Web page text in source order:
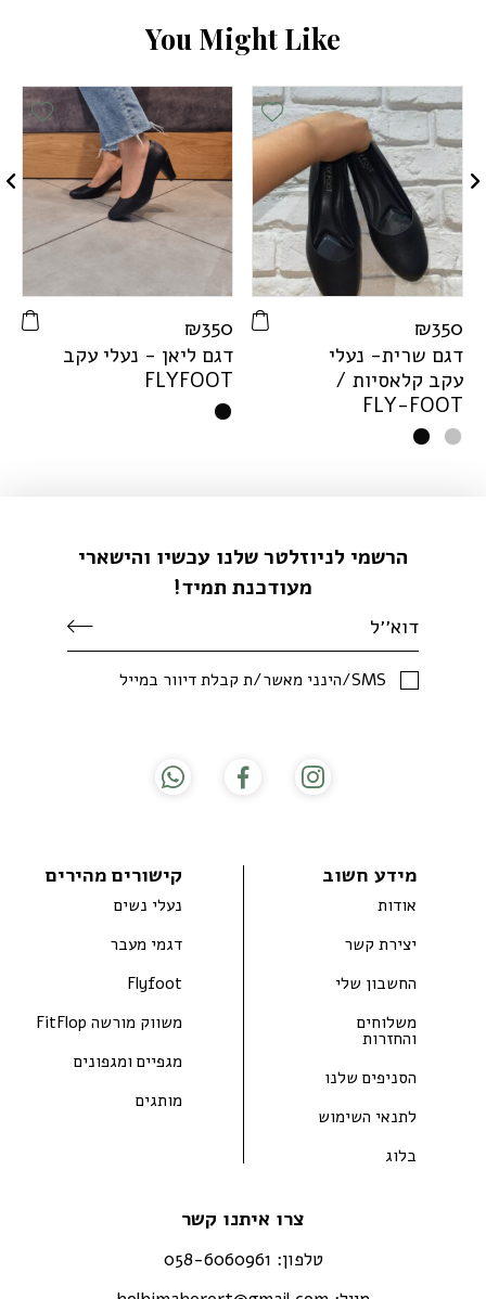
You Might Like
Add
Add Wishlist
₪350
דגם שרית- נעלי
עקב קלאסיות /
FLY-FOOT
₪350
דגם ליאן - נעלי עקב
FLYFOOT
מידע חשוב
אודות
יצירת קשר
החשבון שלי
משלוחים
והחזרות
הסניפים שלנו
לתנאי השימוש
בלוג
קישורים מהירים
נעלי נשים
דגמי מעבר
Flyfoot
משווק מורשה FitFlop
מגפיים ומגפונים
מותגים
צרו איתנו קשר
טלפון: 058-6060961
הרשמי לניוזלטר שלנו עכשיו והישארי
מעודכנת תמיד!
SMS/הינני מאשר/ת קבלת דיוור במייל